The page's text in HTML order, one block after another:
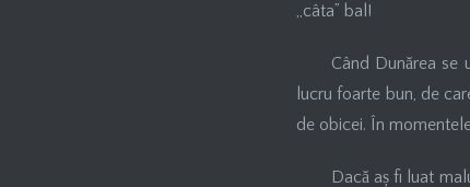
„câta” bal!
Când Dunărea se
lucru foarte bun, de
de obicei. În
Dacă aș fi luat